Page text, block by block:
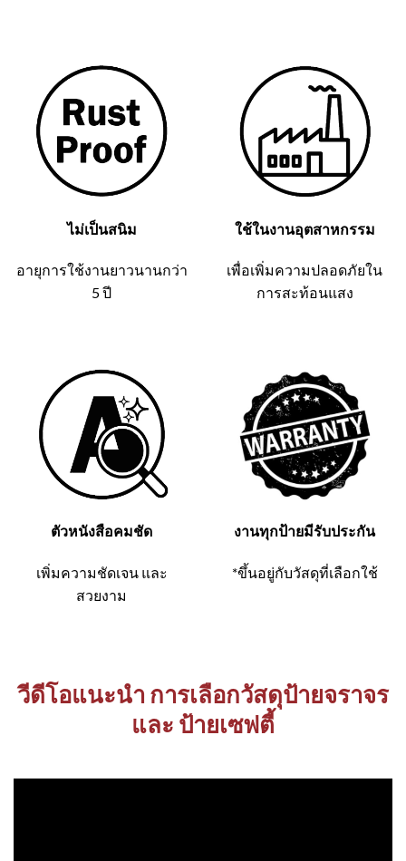
ไม่เป็นสนิม
อายุการใช้งานยาวนานกว่า
5 ปี
ใช้ในงานอุตสาหกรรม
เพื่อเพิ่มความปลอดภัยใน
การสะท้อนแสง
ตัวหนังสือคมชัด
เพิ่มความชัดเจน และ
สวยงาม
งานทุกป้ายมีรับประกัน
*ขึ้นอยู่กับวัสดุที่เลือกใช้
วีดีโอแนะนำ การเลือกวัสดุป้ายจราจร
และ ป้ายเซฟตี้